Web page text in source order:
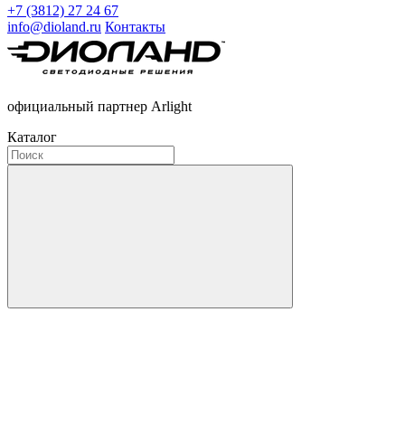
+7 (3812) 27 24 67
info@dioland.ru Контакты
официальный партнер Arlight
Каталог